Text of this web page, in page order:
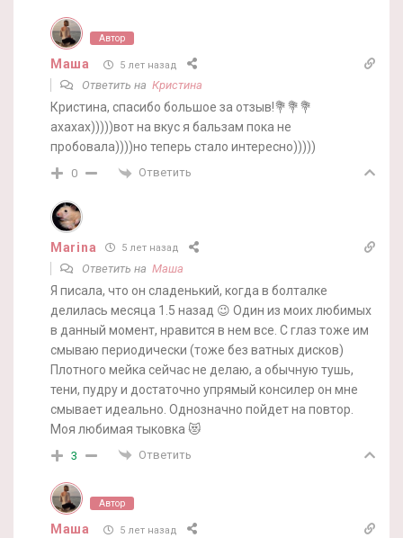
Автор
Маша 5 лет назад
Ответить на Кристина
Кристина, спасибо большое за отзыв!💐💐💐
ахахах)))))вот на вкус я бальзам пока не
пробовала))))но теперь стало интересно)))))
0 Ответить
Marina 5 лет назад
Ответить на Маша
Я писала, что он сладенький, когда в болталке
делилась месяца 1.5 назад 😉 Один из моих любимых
в данный момент, нравится в нем все. С глаз тоже им
смываю периодически (тоже без ватных дисков)
Плотного мейка сейчас не делаю, а обычную тушь,
тени, пудру и достаточно упрямый консилер он мне
смывает идеально. Однозначно пойдет на повтор.
Моя любимая тыковка 😻
3 Ответить
Автор
Маша 5 лет назад